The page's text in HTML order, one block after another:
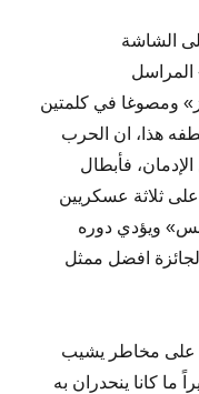
الشاشة
ومصوغا في كلمتين
هذا، ان الحرب
فأبطال
على ثلاثة عسكريين
ويؤدي دوره
لجائزة افضل ممثل
على مخاطر يشيب
ما كانا ينحدران به